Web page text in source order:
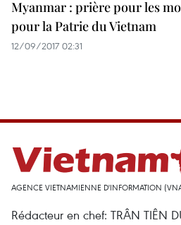
Myanmar : prière pour les
pour la Patrie du Vietnam
12/09/2017 02:31
AGENCE VIETNAMIENNE D'INFORMATION
Rédacteur en chef: TRÂN TIÊN